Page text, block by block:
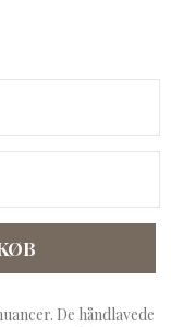
De håndlavede